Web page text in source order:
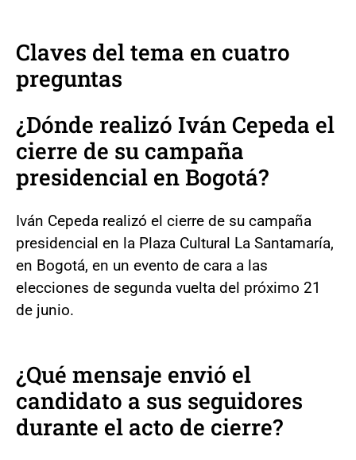
Claves del tema en cuatro
preguntas
¿Dónde realizó Iván Cepeda el
cierre de su campaña
presidencial en Bogotá?
Iván Cepeda realizó el cierre de su campaña
presidencial en la Plaza Cultural La Santamaría,
en Bogotá, en un evento de cara a las
elecciones de segunda vuelta del próximo 21
de junio.
¿Qué mensaje envió el
candidato a sus seguidores
durante el acto de cierre?